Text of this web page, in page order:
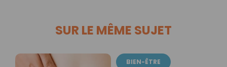
SUR LE MÊME SUJET
BIEN-ÊTRE